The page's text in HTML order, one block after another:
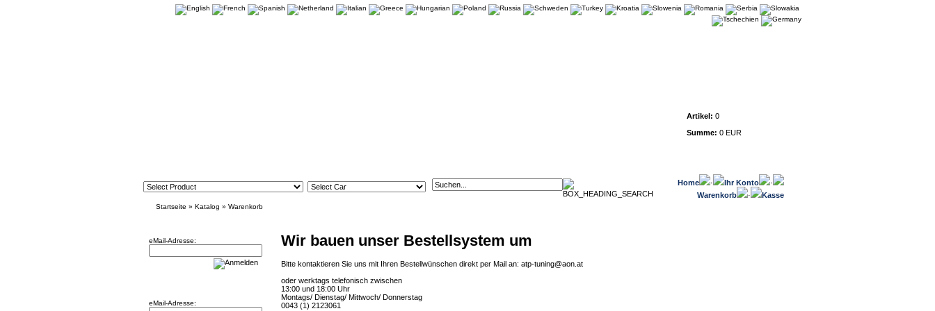
Artikel: 0
Summe: 0 EUR
Home · Ihr Konto
·
Warenkorb
· Kasse
Startseite » Katalog » Warenkorb
eMail-Adresse:
eMail-Adresse:
Wir bauen unser Bestellsystem um
Bitte kontaktieren Sie uns mit Ihren Bestellwünschen direkt per Mail an: atp-tuning@aon.at
oder werktags telefonisch zwischen
13:00 und 18:00 Uhr
Montags/ Dienstag/ Mittwoch/ Donnerstag
0043 (1) 2123061